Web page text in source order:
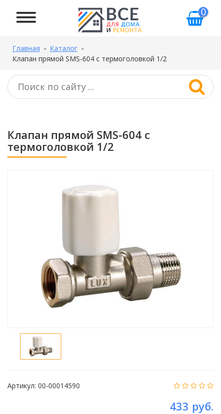
0
Главная
Каталог
Клапан прямой SMS-604 с термоголовкой 1/2
Клапан прямой SMS-604 с
термоголовкой 1/2
Артикул: 00-00014590
433 руб.